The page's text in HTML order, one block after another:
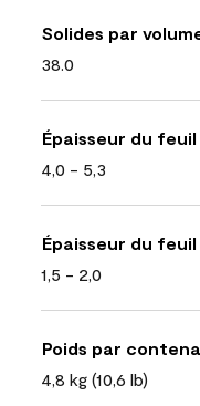
Solides par
38.0
Épaisseur du feuil
4,0 - 5,3
Épaisseur du feuil
1,5 - 2,0
Poids par
4,8 kg (10,6 lb)